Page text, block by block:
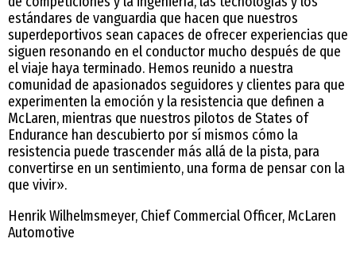
estándares de vanguardia que hacen que nuestros
superdeportivos sean capaces de ofrecer experiencias que
siguen resonando en el conductor mucho después de que
el viaje haya terminado. Hemos reunido a nuestra
comunidad de apasionados seguidores y clientes para que
experimenten la emoción y la resistencia que definen a
McLaren, mientras que nuestros pilotos de States of
Endurance han descubierto por sí mismos cómo la
resistencia puede trascender más allá de la pista, para
convertirse en un sentimiento, una forma de pensar con la
que vivir».
Henrik Wilhelmsmeyer, Chief Commercial Officer, McLaren
Automotive